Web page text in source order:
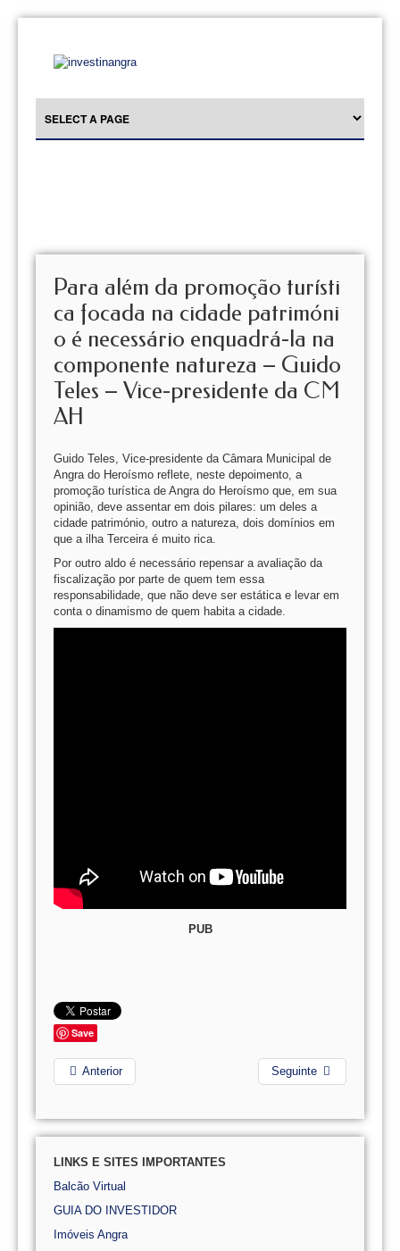
Para além da promoção turísti
ca focada na cidade patrimóni
o é necessário enquadrá-la na
componente natureza – Guido
Teles – Vice-presidente da CM
AH
Guido Teles, Vice-presidente da Câmara Municipal de
Angra do Heroísmo reflete, neste depoimento, a
promoção turística de Angra do Heroísmo que, em sua
opinião, deve assentar em dois pilares: um deles a
cidade património, outro a natureza, dois domínios em
que a ilha Terceira é muito rica.
Por outro aldo é necessário repensar a avaliação da
fiscalização por parte de quem tem essa
responsabilidade, que não deve ser estática e levar em
conta o dinamismo de quem habita a cidade.
PUB
Save
Anterior Seguinte
LINKS E SITES IMPORTANTES
Balcão Virtual
GUIA DO INVESTIDOR
Imóveis Angra